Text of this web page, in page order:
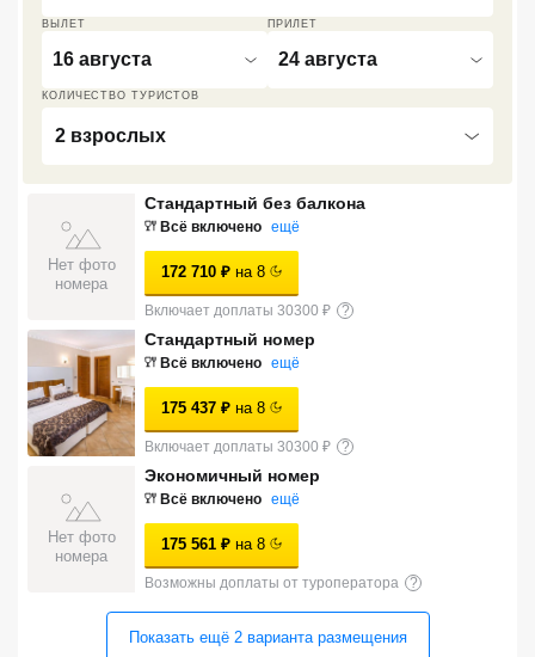
ВЫЛЕТ
16 августа
ПРИЛЕТ
24 августа
КОЛИЧЕСТВО ТУРИСТОВ
2 взрослых
Нет фото
номера
Стандартный без балкона
Всё включено ещё
172 710 ₽ на 8
Включает доплаты 30300 ₽ ?
Стандартный номер
Всё включено ещё
175 437 ₽ на 8
Включает доплаты 30300 ₽ ?
Нет фото
номера
Экономичный номер
Всё включено ещё
175 561 ₽ на 8
Возможны доплаты от туроператора ?
Показать ещё 2 вариантаразмещения
VIP отели 5 звезд
ТОП 10 лучших отелей 5*
ТОП 10 недорогих отелей
Лучшие отели 4* звезды
Недорогие отели 4*
звезды
Лучшие отели 3* звезды
Недорогие отели 3*
звезды
Сетевые отели Турции
Сетевые отели Египта
Сетевые отели ОАЭ
Сетевые отели Таиланда